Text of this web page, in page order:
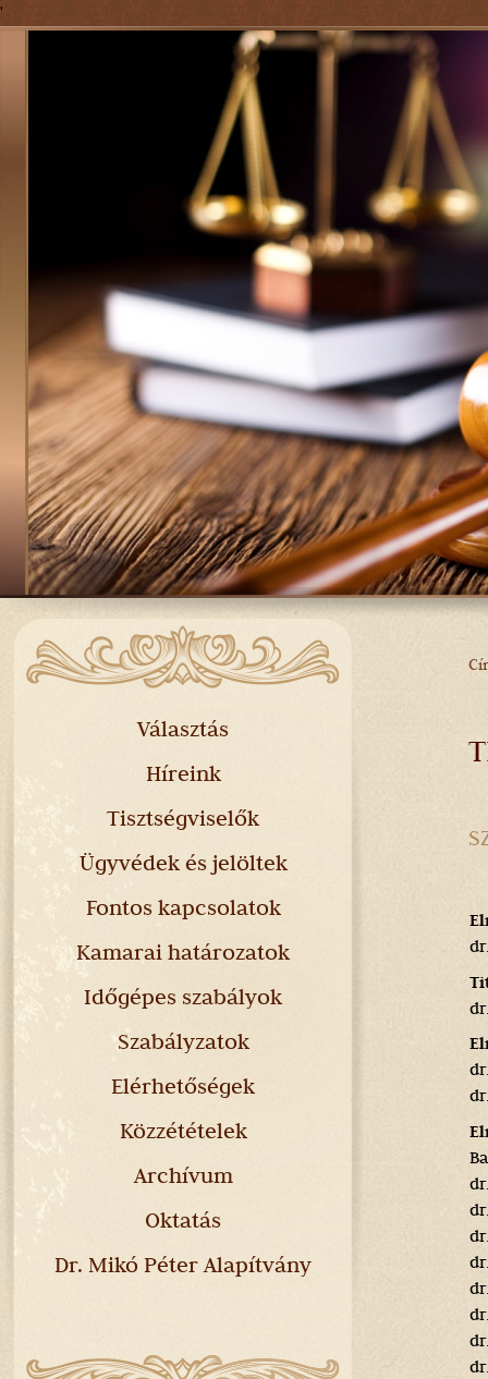
'
Választás
Híreink
Tisztségviselők
Ügyvédek és jelöltek
Fontos kapcsolatok
Kamarai határozatok
Időgépes szabályok
Szabályzatok
Elérhetőségek
Közzétételek
Archívum
Oktatás
Dr. Mikó Péter Alapítvány